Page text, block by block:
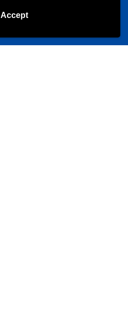
Accept